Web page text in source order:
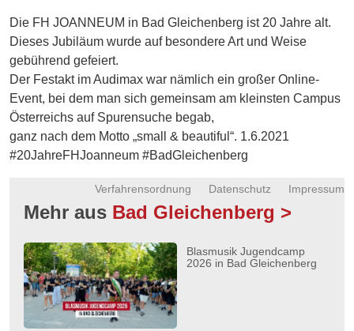
Schnöll
gfrogt
Zonen
Podcast
Die FH JOANNEUM in Bad Gleichenberg ist 20 Jahre alt.
Dieses Jubiläum wurde auf besondere Art und Weise
gebührend gefeiert.
Der Festakt im Audimax war nämlich ein großer Online-
Event, bei dem man sich gemeinsam am kleinsten Campus
Österreichs auf Spurensuche begab,
ganz nach dem Motto „small & beautiful“. 1.6.2021
#20JahreFHJoanneum #BadGleichenberg
Impressum
Datenschutz
Verfahrensordnung
Mehr aus Bad Gleichenberg >
Blasmusik Jugendcamp
2026 in Bad Gleichenberg